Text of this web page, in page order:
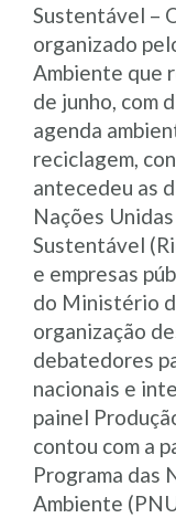
Sustentável –
organizado
Ambiente que
de junho, com
agenda
reciclagem,
antecedeu as
Nações
Sustentável
e empresas
do Ministério
organização
debatedores
nacionais e
painel
contou com a
Programa das
Ambiente